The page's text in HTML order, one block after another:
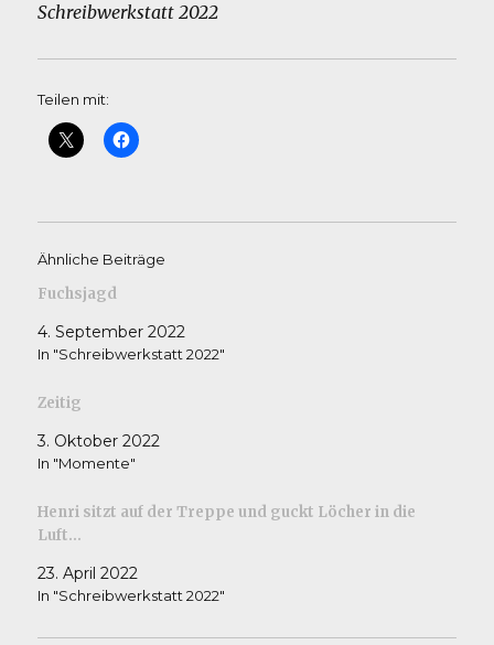
Schreibwerkstatt 2022
Teilen mit:
Ähnliche Beiträge
Fuchsjagd
4. September 2022
In "Schreibwerkstatt 2022"
Zeitig
3. Oktober 2022
In "Momente"
Henri sitzt auf der Treppe und guckt Löcher in die
Luft…
23. April 2022
In "Schreibwerkstatt 2022"